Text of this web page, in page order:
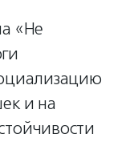
«Не
и на